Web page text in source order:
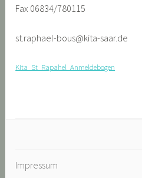
Fax 06834/780115
st.raphael-bous@kita-saar.de
Kita_St_Rapahel_Anmeldebogen
Impressum